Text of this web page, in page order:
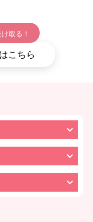
取る！
こちら